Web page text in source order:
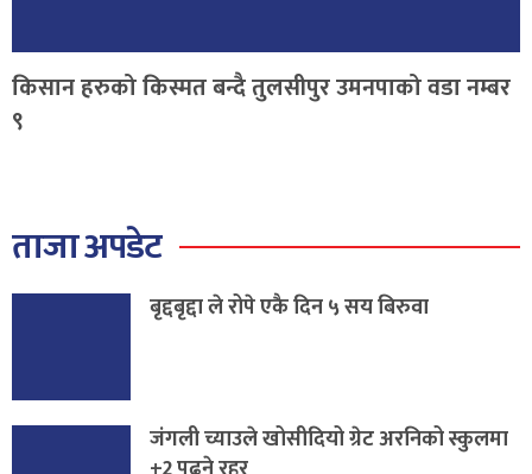
किसान हरुको किस्मत बन्दै तुलसीपुर उमनपाको वडा नम्बर
९
ताजा अपडेट
बृद्दबृद्दा ले रोपे एकै दिन ५ सय बिरुवा
जंगली च्याउले खोसीदियो ग्रेट अरनिको स्कुलमा